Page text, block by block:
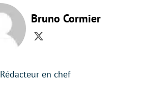
Bruno Cormier
Twitter
Rédacteur en chef